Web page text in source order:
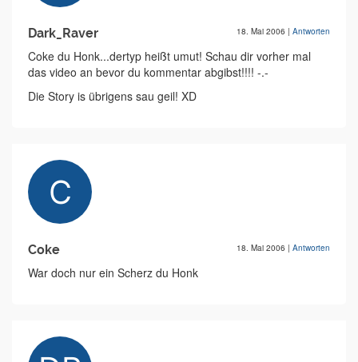
Dark_Raver 18. Mai 2006 | Antworten
Coke du Honk...dertyp heißt umut! Schau dir vorher mal
das video an bevor du kommentar abgibst!!!! -.-
Die Story is übrigens sau geil! XD
Coke 18. Mai 2006 | Antworten
War doch nur ein Scherz du Honk